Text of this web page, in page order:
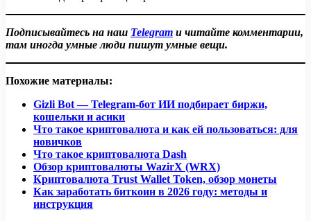
Подписывайтесь на наш Telegram и читайте комментарии,
там иногда умные люди пишут умные вещи.
Похожие материалы:
Gizli Bot — Telegram-бот ИИ подбирает биржи,
кошельки и асики
Что такое криптовалюта и как ей пользоваться: для
новичков
Что такое криптовалюта Dash
Обзор криптовалюты WazirX (WRX)
Криптовалюта Trust Wallet Token, обзор монеты
Как заработать биткоин в 2026 году: методы и
инструкция